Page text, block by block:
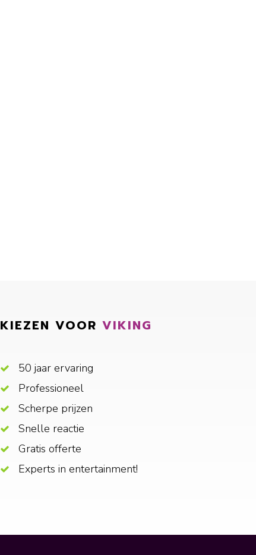
KIEZEN VOOR VIKING
50 jaar ervaring
Professioneel
Scherpe prijzen
Snelle reactie
Gratis offerte
Experts in entertainment!